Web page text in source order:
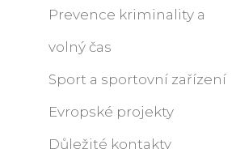
Prevence kriminality a
volný čas
Sport a sportovní zařízení
Evropské projekty
Důležité kontakty